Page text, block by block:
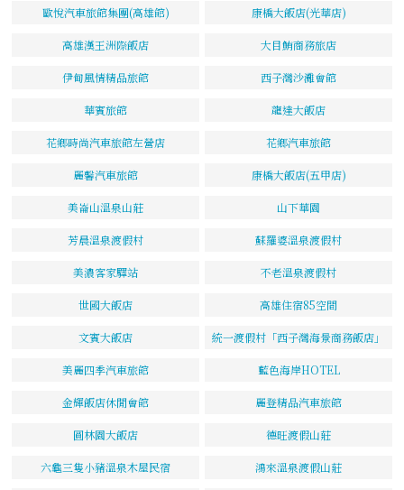
歐悅汽車旅館集團(高雄館) 康橋大飯店(光華店)
高雄漢王洲際飯店 大目鮪商務旅店
伊甸風情精品旅館 西子灣沙灘會館
華賓旅館 龍達大飯店
花鄉時尚汽車旅館左營店 花鄉汽車旅館
麗馨汽車旅館 康橋大飯店(五甲店)
美崙山溫泉山莊 山下華園
芳晨溫泉渡假村 蘇羅婆溫泉渡假村
美濃客家驛站 不老溫泉渡假村
世國大飯店 高雄住宿85空間
文賓大飯店 統一渡假村「西子灣海景商務飯店」
美麗四季汽車旅館 藍色海岸HOTEL
金輝飯店休閒會館 麗登精品汽車旅館
圓林園大飯店 德旺渡假山莊
六龜三隻小豬溫泉木屋民宿 鴻來溫泉渡假山莊